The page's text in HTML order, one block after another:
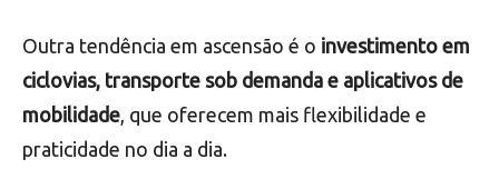
Outra tendência em ascensão é o investimento em
ciclovias, transporte sob demanda e aplicativos de
mobilidade, que oferecem mais flexibilidade e
praticidade no dia a dia.